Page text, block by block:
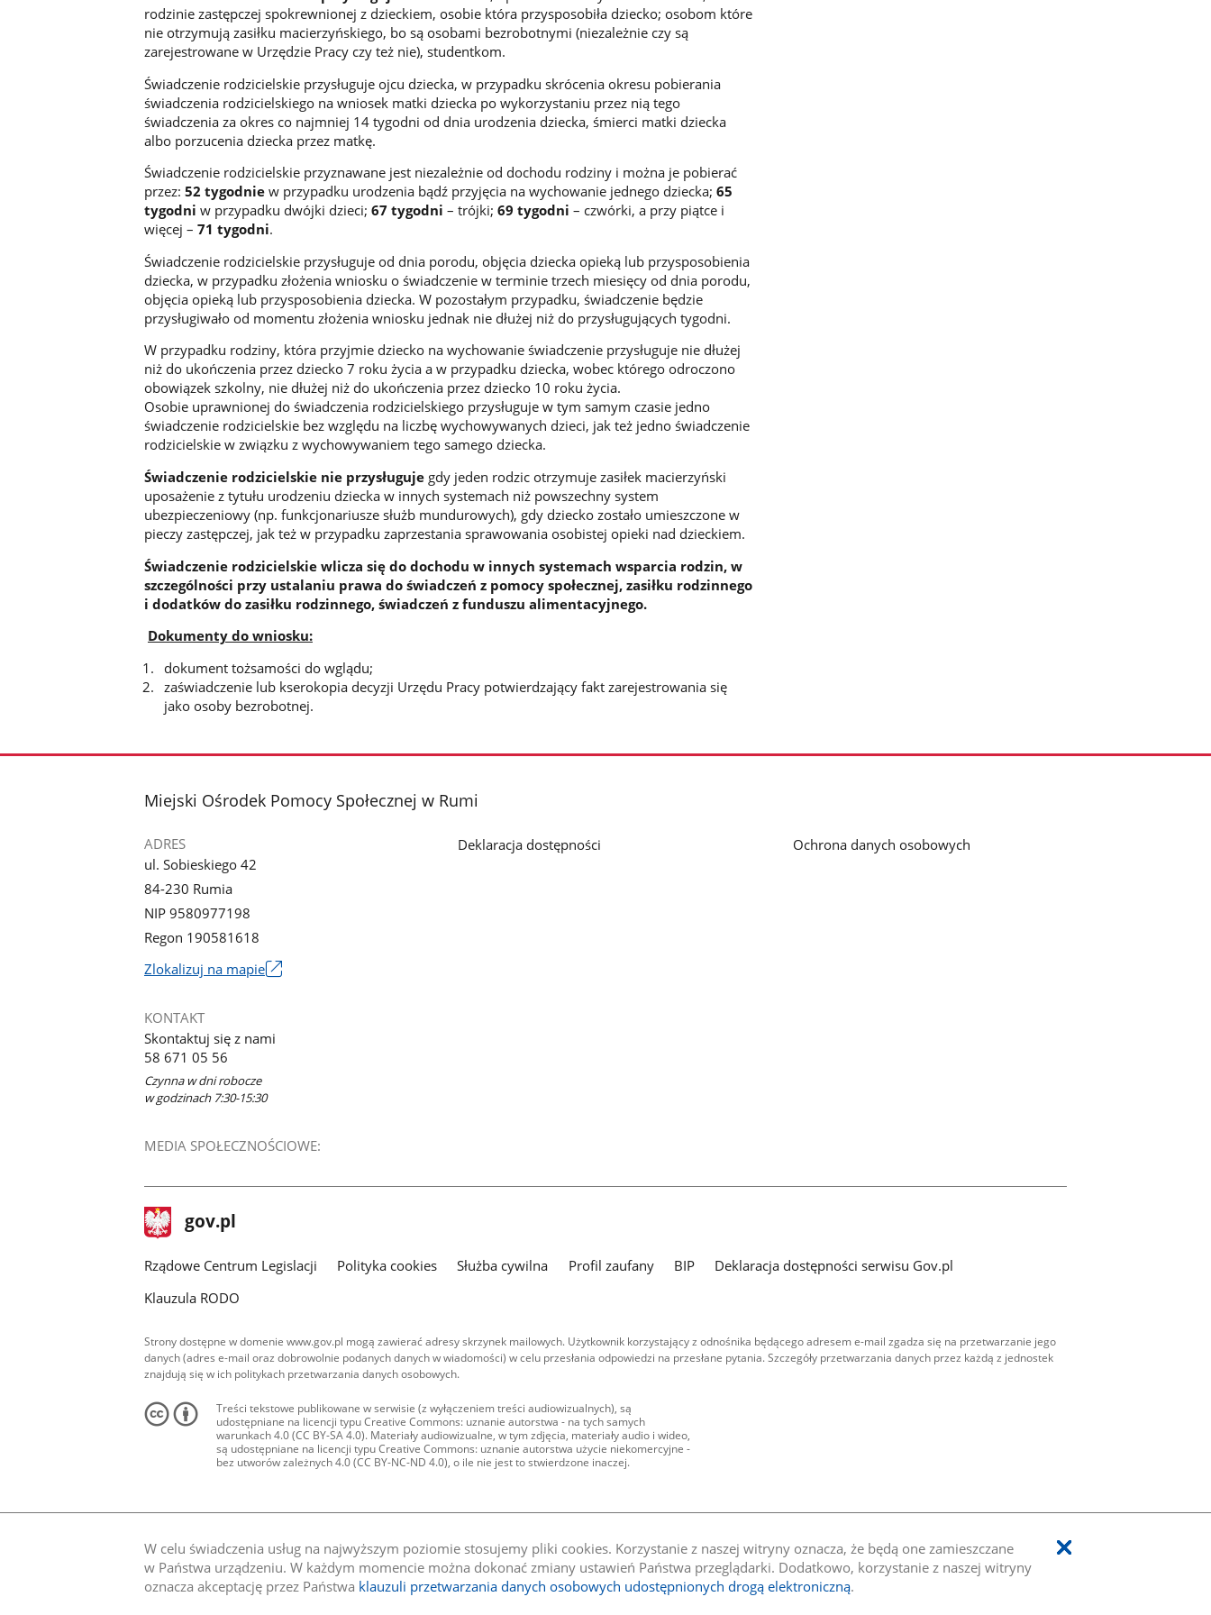
W celu świadczenia usług na najwyższym poziomie stosujemy pliki cookies. Korzystanie z naszej witryny oznacza, że będą one zamieszczane
w Państwa urządzeniu. W każdym momencie można dokonać zmiany ustawień Państwa przeglądarki. Dodatkowo, korzystanie z naszej witryny
oznacza akceptację przez Państwa klauzuli przetwarzania danych osobowych udostępnionych drogą elektroniczną.
rodzinie zastępczej spokrewnionej z dzieckiem, osobie która przysposobiła dziecko; osobom które
nie otrzymują zasiłku macierzyńskiego, bo są osobami bezrobotnymi (niezależnie czy są
zarejestrowane w Urzędzie Pracy czy też nie), studentkom.
Świadczenie rodzicielskie przysługuje ojcu dziecka, w przypadku skrócenia okresu pobierania
świadczenia rodzicielskiego na wniosek matki dziecka po wykorzystaniu przez nią tego
świadczenia za okres co najmniej 14 tygodni od dnia urodzenia dziecka, śmierci matki dziecka
albo porzucenia dziecka przez matkę.
Świadczenie rodzicielskie przyznawane jest niezależnie od dochodu rodziny i można je pobierać
przez: 52 tygodniew przypadku urodzenia bądź przyjęcia na wychowanie jednego dziecka; 65
tygodni w przypadku dwójki dzieci; 67 tygodni – trójki; 69 tygodni – czwórki, a przy piątce i
więcej – 71 tygodni.
Świadczenie rodzicielskie przysługuje od dnia porodu, objęcia dziecka opieką lub przysposobienia
dziecka, w przypadku złożenia wniosku o świadczenie w terminie trzech miesięcy od dnia porodu,
objęcia opieką lub przysposobienia dziecka. W pozostałym przypadku, świadczenie będzie
przysługiwało od momentu złożenia wniosku jednak nie dłużej niż do przysługujących tygodni.
W przypadku rodziny, która przyjmie dziecko na wychowanie świadczenie przysługuje nie dłużej
niż do ukończenia przez dziecko 7 roku życia a w przypadku dziecka, wobec którego odroczono
obowiązek szkolny, nie dłużej niż do ukończenia przez dziecko 10 roku życia.
Osobie uprawnionej do świadczenia rodzicielskiego przysługuje w tym samym czasie jedno
świadczenie rodzicielskie bez względu na liczbę wychowywanych dzieci, jak też jedno świadczenie
rodzicielskie w związku z wychowywaniem tego samego dziecka.
Świadczenie rodzicielskie nie przysługujegdy jeden rodzic otrzymuje zasiłek macierzyński
uposażenie z tytułu urodzeniu dziecka w innych systemach niż powszechny system
ubezpieczeniowy (np. funkcjonariusze służb mundurowych), gdy dziecko zostało umieszczone w
pieczy zastępczej, jak też w przypadku zaprzestania sprawowania osobistej opieki nad dzieckiem.
Świadczenie rodzicielskie wlicza się do dochodu w innych systemach wsparcia rodzin, w
szczególności przy ustalaniu prawa do świadczeń z pomocy społecznej, zasiłku rodzinnego
i dodatków do zasiłku rodzinnego, świadczeń z funduszu alimentacyjnego.
Dokumenty do wniosku:
dokument tożsamości do wglądu;
zaświadczenie lub kserokopia decyzji Urzędu Pracy potwierdzający fakt zarejestrowania się
jako osoby bezrobotnej.
stopka
Miejski Ośrodek Pomocy Społecznej w Rumi
ADRES
ul. Sobieskiego 42
84-230 Rumia
NIP 9580977198
Regon 190581618
Zlokalizuj na mapieLink
nowym
KONTAKT
Skontaktuj się z nami
58 671 05 56
Czynna w dni robocze
w godzinach 7:30-15:30
MEDIA SPOŁECZNOŚCIOWE:
Deklaracja dostępności Ochrona danych osobowych
stopka
gov.pl Strona
gov.pl
Rządowe Centrum Legislacji Polityka cookies Służba cywilna Profil zaufany BIP
Deklaracja dostępności serwisu Gov.pl
Klauzula RODO
Strony dostępne w domenie www.gov.pl mogą zawierać adresy skrzynek mailowych. Użytkownik korzystający z odnośnika będącego adresem e-mail zgadza się na przetwarzanie jego
danych (adres e-mail oraz dobrowolnie podanych danych w wiadomości) w celu przesłania odpowiedzi na przesłane pytania. Szczegóły przetwarzania danych przez każdą z jednostek
znajdują się w ich politykach przetwarzania danych osobowych.
Treści tekstowe publikowane w serwisie (z wyłączeniem treści audiowizualnych), są
udostępniane na licencji typu Creative Commons: uznanie autorstwa - na tych samych
warunkach 4.0 (CC BY-SA 4.0). Materiały audiowizualne, w tym zdjęcia, materiały audio i wideo,
są udostępniane na licencji typu Creative Commons: uznanie autorstwa użycie niekomercyjne -
bez utworów zależnych 4.0 (CC BY-NC-ND 4.0), o ile nie jest to stwierdzone inaczej.